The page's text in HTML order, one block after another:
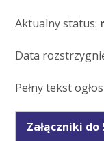
Aktualny status:
Data
Pełny tekst
Załączniki do